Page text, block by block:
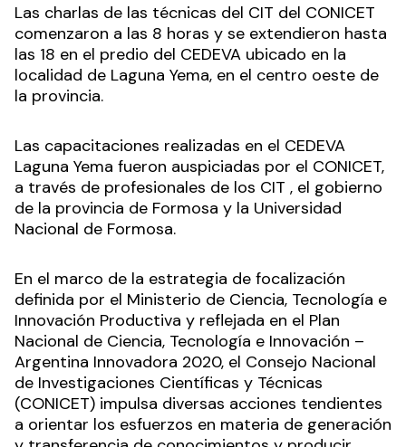
Las charlas de las técnicas del CIT del CONICET
comenzaron a las 8 horas y se extendieron hasta
las 18 en el predio del CEDEVA ubicado en la
localidad de Laguna Yema, en el centro oeste de
la provincia.
Las capacitaciones realizadas en el CEDEVA
Laguna Yema fueron auspiciadas por el CONICET,
a través de profesionales de los CIT , el gobierno
de la provincia de Formosa y la Universidad
Nacional de Formosa.
En el marco de la estrategia de focalización
definida por el Ministerio de Ciencia, Tecnología e
Innovación Productiva y reflejada en el Plan
Nacional de Ciencia, Tecnología e Innovación –
Argentina Innovadora 2020, el Consejo Nacional
de Investigaciones Científicas y Técnicas
(CONICET) impulsa diversas acciones tendientes
a orientar los esfuerzos en materia de generación